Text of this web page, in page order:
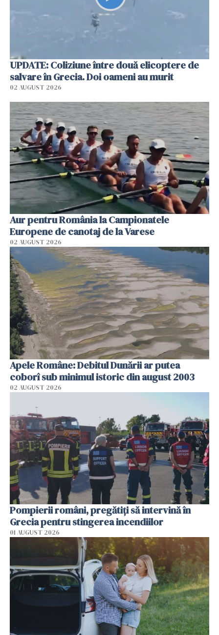
UPDATE: Coliziune între două elicoptere de
salvare în Grecia. Doi oameni au murit
02 AUGUST 2026
Aur pentru România la Campionatele
Europene de canotaj de la Varese
02 AUGUST 2026
Apele Române: Debitul Dunării ar putea
coborî sub minimul istoric din august 2003
02 AUGUST 2026
Pompierii români, pregătiţi să intervină în
Grecia pentru stingerea incendiilor
01 AUGUST 2026